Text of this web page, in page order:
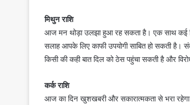
मिथुन राशि
आज मन थोड़ा उलझा हुआ रह सकता है। एक साथ कई
सलाह आपके लिए काफी उपयोगी साबित हो सकती है।
किसी की कही बात दिल को ठेस पहुंचा सकती है और
कर्क राशि
आज का दिन खुशखबरी और सकारात्मकता से भरा